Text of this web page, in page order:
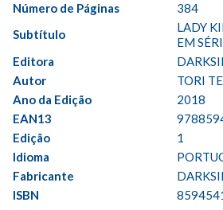
Número de Páginas
384
Subtítulo
LADY
EM
Editora
Autor
TORI
Ano da Edição
2018
EAN13
Edição
1
Idioma
Fabricante
ISBN